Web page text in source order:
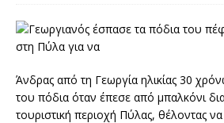
Άνδρας από τη Γεωργία ηλικίας 30
του πόδια όταν έπεσε από μπαλκόνι
τουριστική περιοχή Πύλας, θέλοντας